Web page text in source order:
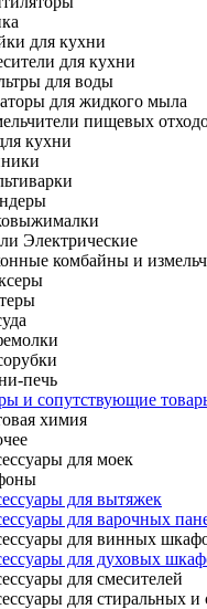
для кухни
для кухни
для воды
для жидкого мыла
пищевых
кухни
Электрические
комбайны и
печь
и сопутствующие
химия
для моек
для вытяжек
для варочных
для винных
для духовых
для смесителей
для стиральных